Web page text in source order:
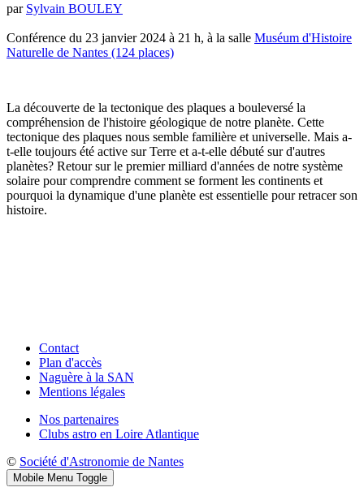
par Sylvain BOULEY
Conférence du 23 janvier 2024 à 21 h, à la salle Muséum d'Histoire
Naturelle de Nantes (124 places)
La découverte de la tectonique des plaques a bouleversé la
compréhension de l'histoire géologique de notre planète. Cette
tectonique des plaques nous semble familière et universelle. Mais a-
t-elle toujours été active sur Terre et a-t-elle débuté sur d'autres
planètes? Retour sur le premier milliard d'années de notre système
solaire pour comprendre comment se forment les continents et
pourquoi la dynamique d'une planète est essentielle pour retracer son
histoire.
Contact
Plan d'accès
Naguère à la SAN
Mentions légales
Nos partenaires
Clubs astro en Loire Atlantique
© Société d'Astronomie de Nantes
Mobile Menu Toggle